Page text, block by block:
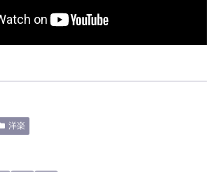
洋楽